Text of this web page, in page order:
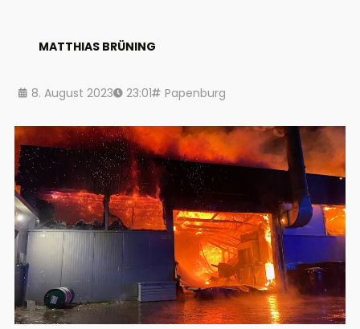
MATTHIAS BRÜNING
8. August 2023 23:01 Papenburg